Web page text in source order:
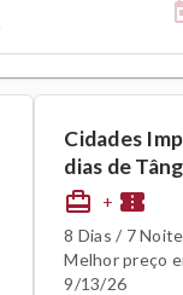
Cidades
dias de
card_travel + confirmation_number
8 Dias / 7
Melhor preço
9/13/26